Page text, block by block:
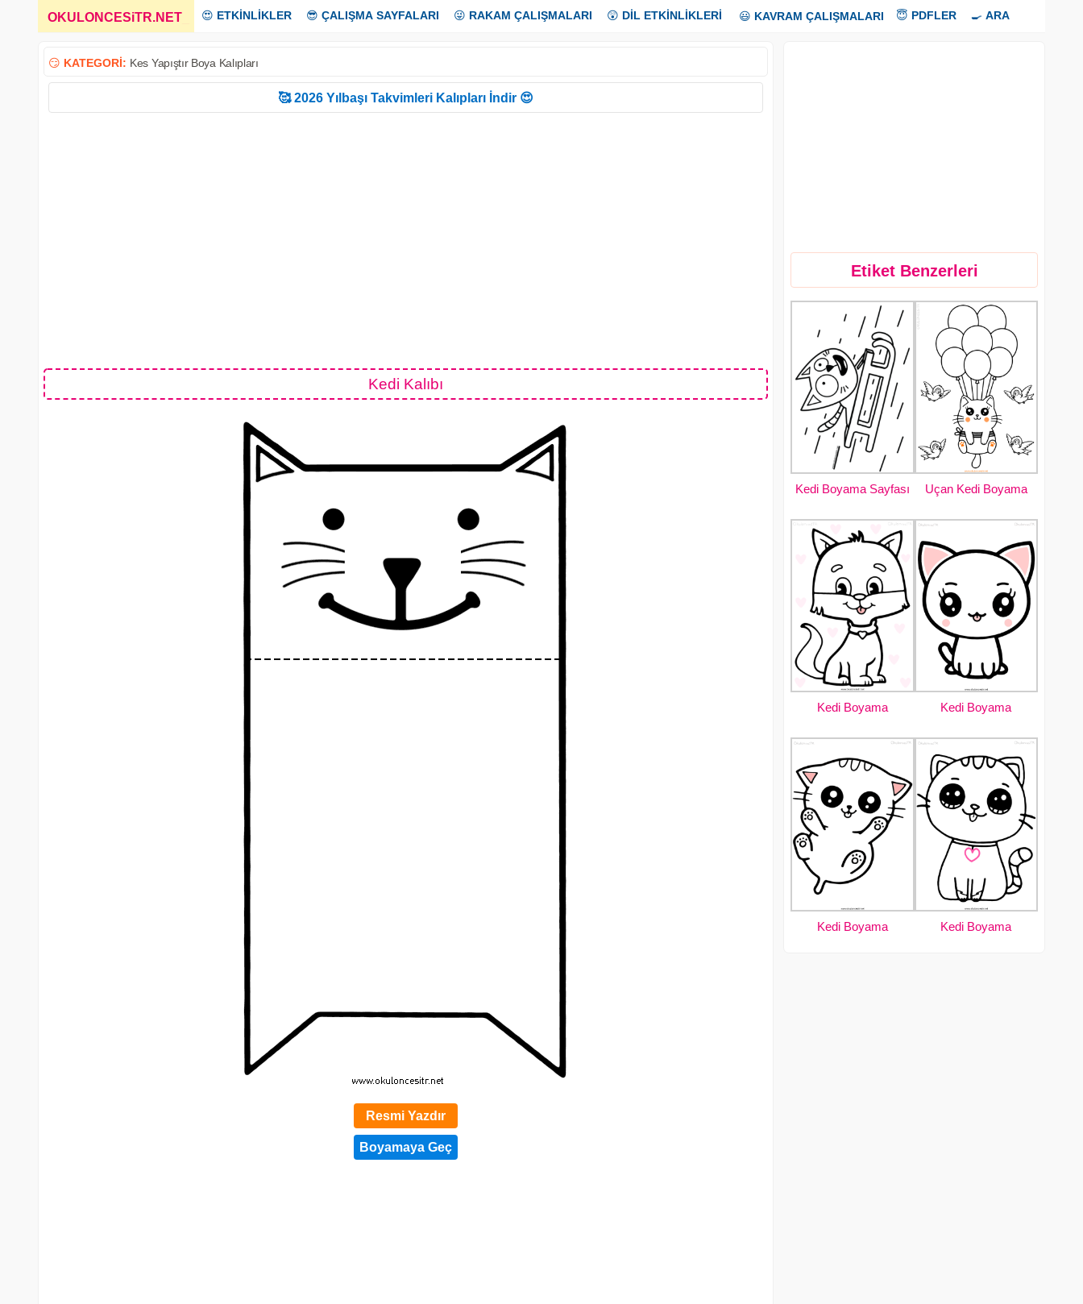
OKULONCESiTR.NET 😍 ETKİNLİKLER 😎 ÇALIŞMA SAYFALARI 😜 RAKAM ÇALIŞMALARI 😲 DİL ETKİNLİKLERİ 😃 KAVRAM ÇALIŞMALARI 😇 PDFLER 🍳 ARA
😏 KATEGORİ: Kes Yapıştır Boya Kalıpları
🥰 2026 Yılbaşı Takvimleri Kalıpları İndir 😍
Kedi Kalıbı
Resmi Yazdır
Etiket Benzerleri
Kedi Boyama Sayfası Uçan Kedi Boyama
Kedi Boyama Kedi Boyama
Kedi Boyama Kedi Boyama